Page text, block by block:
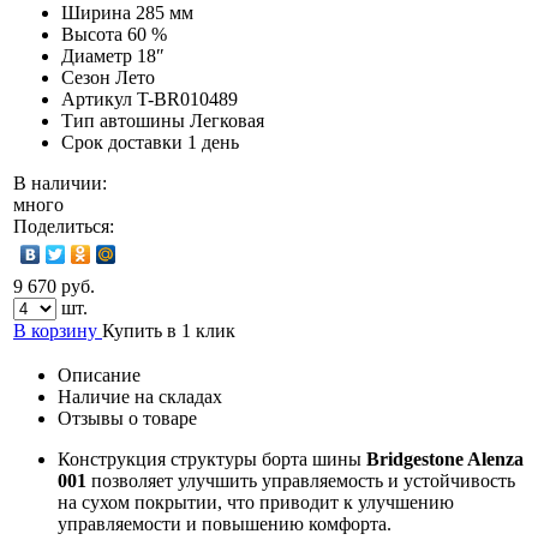
Ширина 285 мм
Высота 60 %
Диаметр 18″
Сезон Лето
Артикул T-BR010489
Тип автошины Легковая
Срок доставки 1 день
В наличии:
много
Поделиться:
9 670 руб.
шт.
В корзину Купить в 1 клик
Описание
Наличие на складах
Отзывы о товаре
Конструкция структуры борта шины Bridgestone Alenza
001 позволяет улучшить управляемость и устойчивость
на сухом покрытии, что приводит к улучшению
управляемости и повышению комфорта.